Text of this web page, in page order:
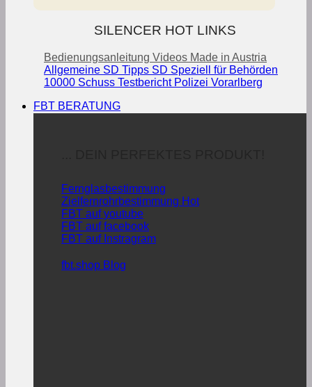
SILENCER HOT LINKS
Bedienungsanleitung Videos Made in Austria
Allgemeine SD Tipps SD Speziell für Behörden
10000 Schuss Testbericht Polizei Vorarlberg
FBT BERATUNG
Fernglasbestimmung
Zielfernrohrbestimmung
FBT auf youtube
FBT auf facebook
FBT auf Instragram
fbt.shop Blog